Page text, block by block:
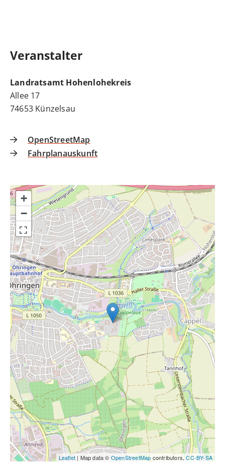
Veranstalter
Landratsamt Hohenlohekreis
Allee 17
74653 Künzelsau
OpenStreetMap
Fahrplanauskunft
+
−
Leaflet| Map data © OpenStreetMap contributors,CC-BY-SA